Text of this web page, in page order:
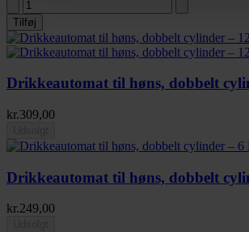
Tilføj
Drikkeautomat til høns, dobbelt
kr.309,00
Drikkeautomat til høns, dobbelt
kr.249,00